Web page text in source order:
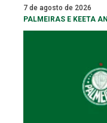
7 de agosto de 2026
PALMEIRAS E KEETA